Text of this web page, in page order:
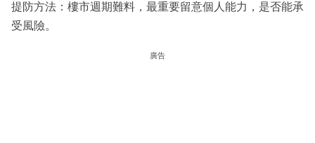
提防方法：樓市週期難料，最重要留意個人能力，是否能承
受風險。
廣告